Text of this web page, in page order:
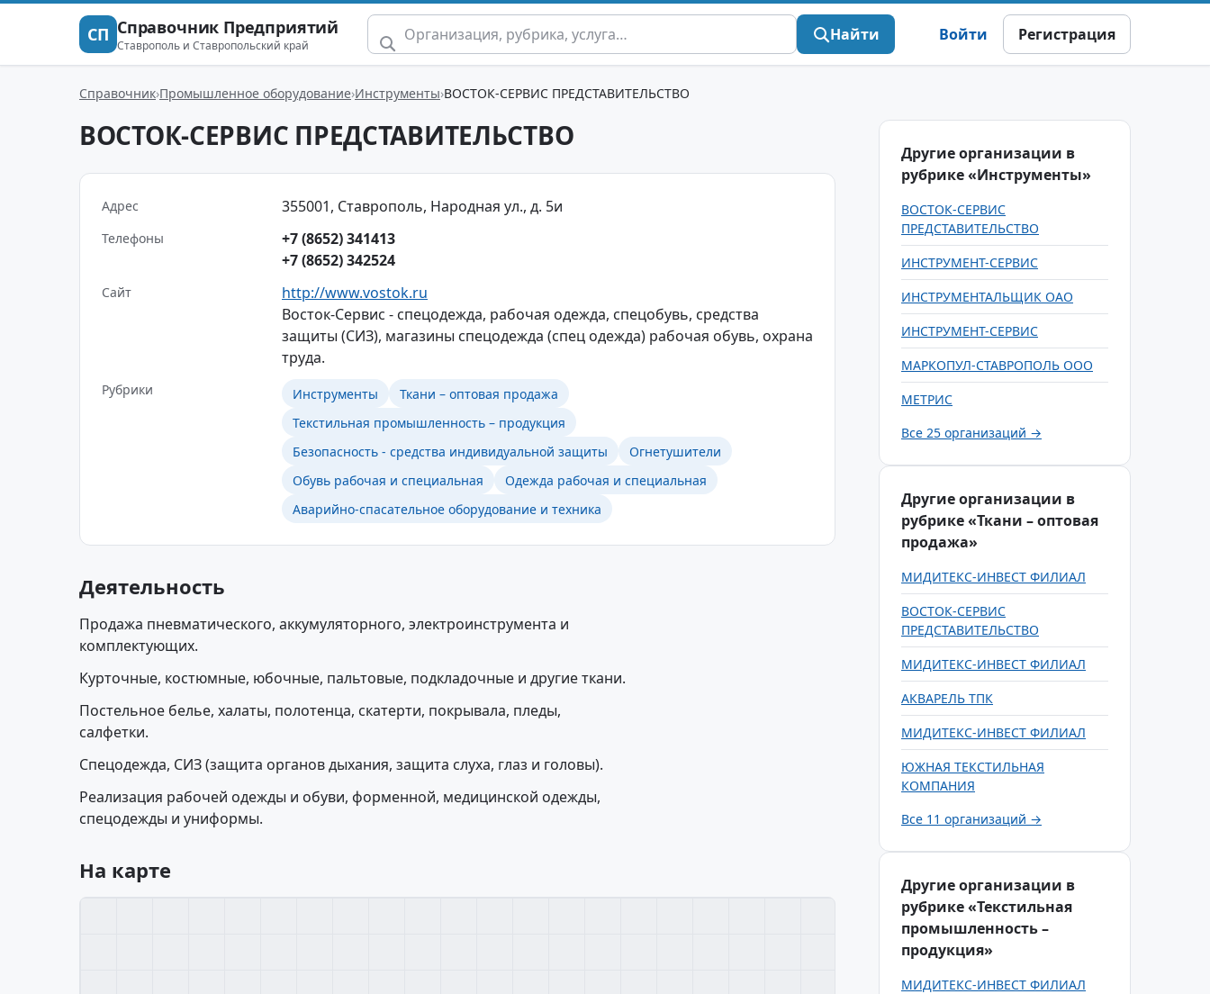
СП Справочник Предприятий
Ставрополь и Ставропольский край
Найти Войти Регистрация
Справочник Промышленное оборудование Инструменты ВОСТОК-СЕРВИС ПРЕДСТАВИТЕЛЬСТВО
ВОСТОК-СЕРВИС ПРЕДСТАВИТЕЛЬСТВО
Адрес 355001, Ставрополь, Народная ул., д. 5и
Телефоны
+7 (8652) 341413
+7 (8652) 342524
Сайт
http://www.vostok.ru
Восток-Сервис - спецодежда, рабочая одежда, спецобувь, средства
защиты (СИЗ), магазины спецодежда (спец одежда) рабочая обувь, охрана
труда.
Рубрики Инструменты
Ткани – оптовая продажа
Текстильная промышленность – продукция
Безопасность - средства индивидуальной защиты
Огнетушители
Обувь рабочая и специальная
Одежда рабочая и специальная
Аварийно-спасательное оборудование и техника
Деятельность
Продажа пневматического, аккумуляторного, электроинструмента и
комплектующих.
Курточные, костюмные, юбочные, пальтовые, подкладочные и другие ткани.
Постельное белье, халаты, полотенца, скатерти, покрывала, пледы,
салфетки.
Спецодежда, СИЗ (защита органов дыхания, защита слуха, глаз и головы).
Реализация рабочей одежды и обуви, форменной, медицинской одежды,
спецодежды и униформы.
На карте
Другие организации в
рубрике «Инструменты»
ВОСТОК-СЕРВИС
ПРЕДСТАВИТЕЛЬСТВО
ИНСТРУМЕНТ-СЕРВИС
ИНСТРУМЕНТАЛЬЩИК ОАО
ИНСТРУМЕНТ-СЕРВИС
МАРКОПУЛ-СТАВРОПОЛЬ ООО
МЕТРИС
Все 25 организаций →
Другие организации в
рубрике «Ткани – оптовая
продажа»
МИДИТЕКС-ИНВЕСТ ФИЛИАЛ
ВОСТОК-СЕРВИС
ПРЕДСТАВИТЕЛЬСТВО
МИДИТЕКС-ИНВЕСТ ФИЛИАЛ
АКВАРЕЛЬ ТПК
МИДИТЕКС-ИНВЕСТ ФИЛИАЛ
ЮЖНАЯ ТЕКСТИЛЬНАЯ
КОМПАНИЯ
Все 11 организаций →
Другие организации в
рубрике «Текстильная
промышленность –
продукция»
МИДИТЕКС-ИНВЕСТ ФИЛИАЛ